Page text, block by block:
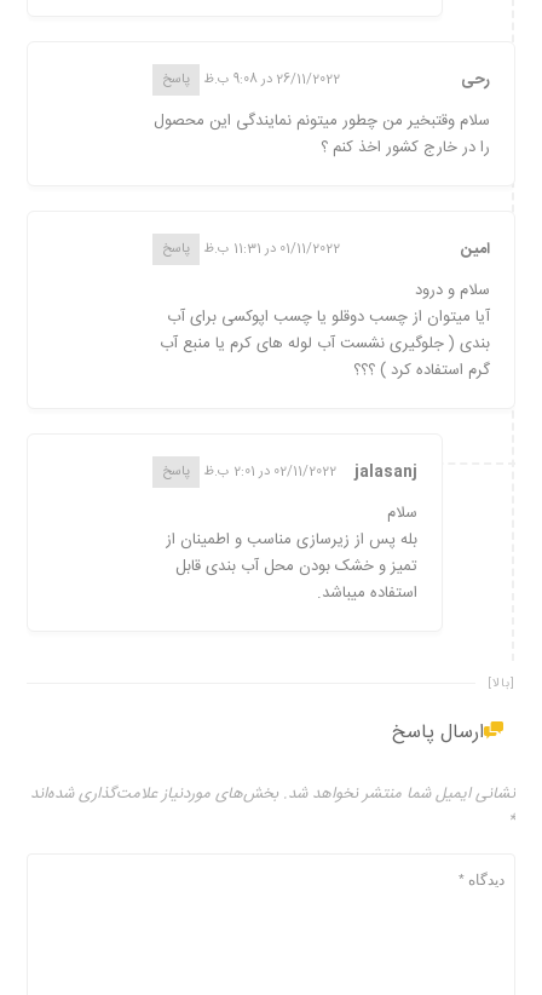
رحی 26/11/2022 در 9:08 ب.ظ پاسخ
سلام وقتبخیر من چطور میتونم نمایندگی این محصول
را در خارج کشور اخذ کنم ؟
امین 01/11/2022 در 11:31 ب.ظ پاسخ
سلام و درود
آیا میتوان از چسب دوقلو یا چسب اپوکسی برای آب
بندی ( جلوگیری نشست آب لوله های کرم یا منبع آب
گرم استفاده کرد ) ؟؟؟
jalasanj 02/11/2022 در 2:01 ب.ظ پاسخ
سلام
بله پس از زیرسازی مناسب و اطمینان از
تمیز و خشک بودن محل آب بندی قابل
استفاده میباشد.
[بالا]
ارسال پاسخ
نشانی ایمیل شما منتشر نخواهد شد. بخش‌های موردنیاز علامت‌گذاری شده‌اند
*